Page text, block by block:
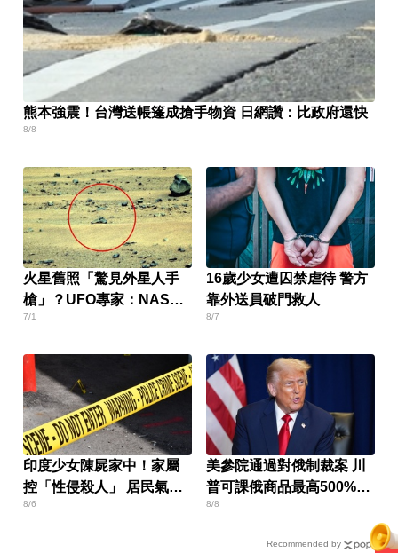
熊本強震！台灣送帳篷成搶手物資 日網讚：比政府還快
8/8
火星舊照「驚見外星人手
槍」？UFO專家：NASA
早知情
7/1
16歲少女遭囚禁虐待 警方
靠外送員破門救人
8/7
印度少女陳屍家中！家屬
控「性侵殺人」 居民氣炸
怒封國道
8/6
美參院通過對俄制裁案 川
普可課俄商品最高500%關
稅
8/8
Recommended by